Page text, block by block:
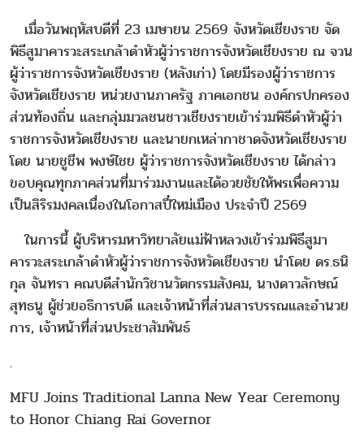
เมื่อวันพฤหัสบดีที่ 23 เมษายน 2569 จังหวัดเชียงราย จัด
พิธีสูมาคารวะสระเกล้าดำหัวผู้ว่าราชการจังหวัดเชียงราย ณ จวน
ผู้ว่าราชการจังหวัดเชียงราย (หลังเก่า) โดยมีรองผู้ว่าราชการ
จังหวัดเชียงราย หน่วยงานภาครัฐ ภาคเอกชน องค์กรปกครอง
ส่วนท้องถิ่น และกลุ่มมวลชนชาวเชียงรายเข้าร่วมพิธีดำหัวผู้ว่า
ราชการจังหวัดเชียงราย และนายกเหล่ากาชาดจังหวัดเชียงราย
โดย นายชูชีพ พงษ์ไชย ผู้ว่าราชการจังหวัดเชียงราย ได้กล่าว
ขอบคุณทุกภาคส่วนที่มาร่วมงานและได้อวยชัยให้พรเพื่อความ
เป็นสิริรมงคลเนื่องในโอกาสปี๋ใหม่เมือง ประจำปี 2569
ในการนี้ ผู้บริหารมหาวิทยาลัยแม่ฟ้าหลวงเข้าร่วมพิธีสูมา
คารวะสระเกล้าดำหัวผู้ว่าราชการจังหวัดเชียงราย นำโดย ดร.ธนิ
กุล จันทรา คณบดีสำนักวิชานวัตกรรมสังคม, นางดาวลักษณ์
สุทธนู ผู้ช่วยอธิการบดี และเจ้าหน้าที่ส่วนสารบรรณและอำนวย
การ, เจ้าหน้าที่ส่วนประชาสัมพันธ์
.
MFU Joins Traditional Lanna New Year Ceremony
to Honor Chiang Rai Governor